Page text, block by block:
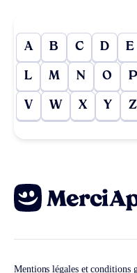
A B C D E
L M N O P
V W X Y Z
Mentions légales et conditions